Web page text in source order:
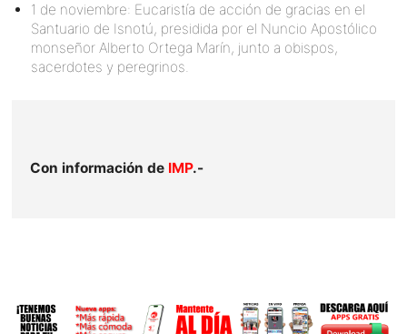
1 de noviembre: Eucaristía de acción de gracias en el
Santuario de Isnotú, presidida por el Nuncio Apostólico
monseñor Alberto Ortega Marín, junto a obispos,
sacerdotes y peregrinos.
Con información de IMP.-